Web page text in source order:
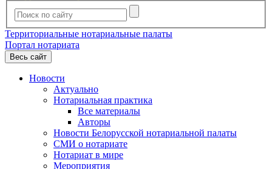
Территориальные нотариальные палаты
Портал нотариата
Весь сайт
Новости
Актуально
Нотариальная практика
Все материалы
Авторы
Новости Белорусской нотариальной палаты
СМИ о нотариате
Нотариат в мире
Мероприятия